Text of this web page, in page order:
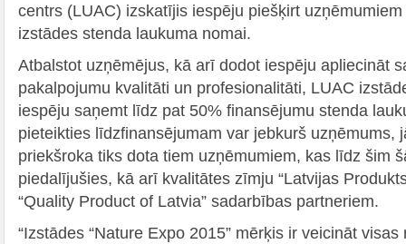
centrs (LUAC) izskatījis iespēju piešķirt
izstādes stenda laukuma nomai.
Atbalstot uzņēmējus, kā arī dodot iespēju apliecināt
pakalpojumu kvalitāti un profesionalitāti, LUAC
iespēju saņemt līdz pat 50% finansējumu stenda
pieteikties līdzfinansējumam var jebkurš uzņēmums,
priekšroka tiks dota tiem uzņēmumiem, kas līdz šim
piedalījušies, kā arī kvalitātes zīmju “Latvijas
“Quality Product of Latvia” sadarbības partneriem.
“Izstādes “Nature Expo 2015” mērķis ir veicināt